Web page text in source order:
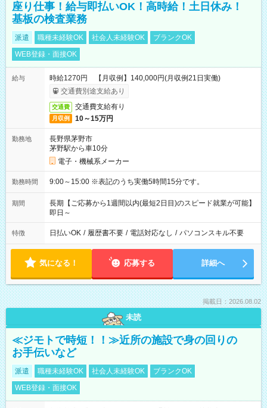
座り仕事！給与即払いOK！高時給！土日休み！
基板の検査業務
派遣 職種未経験OK 社会人未経験OK
ブランクOK
WEB登録・面接OK
給与
時給1270円 【月収例】140,000円(月収例21日実働)
交通費別途支給あり
交通費 交通費支給有り
月収例 10～15万円
勤務地
長野県茅野市
茅野駅から車10分
電子・機械系メーカー
勤務時間 9:00～15:00 ※表記のうち実働5時間15分です。
期間
長期【ご応募から1週間以内(最短2日目)のスピード就業が可能】
即日～
特徴 日払いOK / 履歴書不要 / 電話対応なし / パソコンスキル不要
気になる！ 応募する 詳細へ
掲載日：2026.08.02
未読
≪ジモトで時短！！≫近所の施設で身の回りの
お手伝いなど
派遣 職種未経験OK 社会人未経験OK
ブランクOK
WEB登録・面接OK